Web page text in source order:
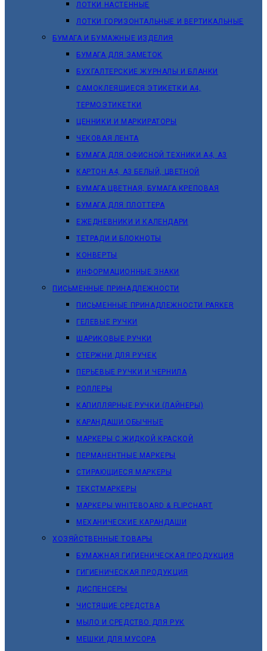
ЛОТКИ НАСТЕННЫЕ
ЛОТКИ ГОРИЗОНТАЛЬНЫЕ И ВЕРТИКАЛЬНЫЕ
БУМАГА И БУМАЖНЫЕ ИЗДЕЛИЯ
БУМАГА ДЛЯ ЗАМЕТОК
БУХГАЛТЕРСКИЕ ЖУРНАЛЫ И БЛАНКИ
САМОКЛЕЯЩИЕСЯ ЭТИКЕТКИ А4,
ТЕРМОЭТИКЕТКИ
ЦЕННИКИ И МАРКИРАТОРЫ
ЧЕКОВАЯ ЛЕНТА
БУМАГА ДЛЯ ОФИСНОЙ ТЕХНИКИ А4, А3
КАРТОН А4, А3 БЕЛЫЙ, ЦВЕТНОЙ
БУМАГА ЦВЕТНАЯ, БУМАГА КРЕПОВАЯ
БУМАГА ДЛЯ ПЛОТТЕРА
ЕЖЕДНЕВНИКИ И КАЛЕНДАРИ
ТЕТРАДИ И БЛОКНОТЫ
КОНВЕРТЫ
ИНФОРМАЦИОННЫЕ ЗНАКИ
ПИСЬМЕННЫЕ ПРИНАДЛЕЖНОСТИ
ПИСЬМЕННЫЕ ПРИНАДЛЕЖНОСТИ PARKER
ГЕЛЕВЫЕ РУЧКИ
ШАРИКОВЫЕ РУЧКИ
СТЕРЖНИ ДЛЯ РУЧЕК
ПЕРЬЕВЫЕ РУЧКИ И ЧЕРНИЛА
РОЛЛЕРЫ
КАПИЛЛЯРНЫЕ РУЧКИ (ЛАЙНЕРЫ)
КАРАНДАШИ ОБЫЧНЫЕ
МАРКЕРЫ C ЖИДКОЙ КРАСКОЙ
ПЕРМАНЕНТНЫЕ МАРКЕРЫ
СТИРАЮЩИЕСЯ МАРКЕРЫ
ТЕКСТМАРКЕРЫ
МАРКЕРЫ WHITEBOARD & FLIPCHART
МЕХАНИЧЕСКИЕ КАРАНДАШИ
ХОЗЯЙСТВЕННЫЕ ТОВАРЫ
БУМАЖНАЯ ГИГИЕНИЧЕСКАЯ ПРОДУКЦИЯ
ГИГИЕНИЧЕСКАЯ ПРОДУКЦИЯ
ДИСПЕНСЕРЫ
ЧИСТЯЩИЕ СРЕДСТВА
МЫЛО И СРЕДСТВО ДЛЯ РУК
МЕШКИ ДЛЯ МУСОРА